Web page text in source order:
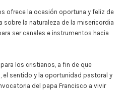
ofrece la ocasión oportuna y feliz de
sobre la naturaleza de la misericordia
ser canales e instrumentos hacia
los cristianos, a fin de que
el sentido y la oportunidad pastoral y
del papa Francisco a vivir